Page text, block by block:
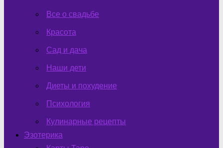
Все о свадьбе
Красота
Сад и дача
Наши дети
Диеты и похудение
Психология
Кулинарные рецепты
Эзотерика